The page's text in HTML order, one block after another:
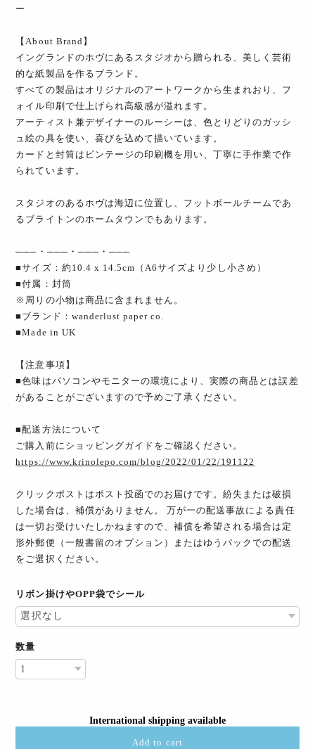
ー
【About Brand】
イングランドのホヴにあるスタジオから贈られる、美しく芸術
的な紙製品を作るブランド。
すべての製品はオリジナルのアートワークから生まれおり、フ
ォイル印刷で仕上げられ高級感が溢れます。
アーティスト兼デザイナーのルーシーは、色とりどりのガッシ
ュ絵の具を使い、喜びを込めて描いています。
カードと封筒はビンテージの印刷機を用い、丁寧に手作業で作
られています。
スタジオのあるホヴは海辺に位置し、フットボールチームであ
るブライトンのホームタウンでもあります。
───・───・───・───
■サイズ：約10.4 x 14.5cm（A6サイズより少し小さめ）
■付属：封筒
※周りの小物は商品に含まれません。
■ブランド：wanderlust paper co.
■Made in UK
【注意事項】
■色味はパソコンやモニターの環境により、実際の商品とは誤差
があることがございますので予めご了承ください。
■配送方法について
ご購入前にショッピングガイドをご確認ください。
https://www.krinolepo.com/blog/2022/01/22/191122
クリックポストはポスト投函でのお届けです。紛失または破損
した場合は、補償がありません。 万が一の配送事故による責任
は一切お受けいたしかねますので、補償を希望される場合は定
形外郵便（一般書留のオプション）またはゆうパックでの配送
をご選択ください。
リボン掛けやOPP袋でシール
数量
International shipping available
Add to cart